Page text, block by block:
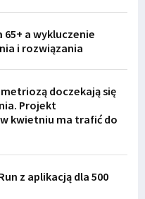
65+ a wykluczenie
i rozwiązania
doczekają się
Projekt
kwietniu ma trafić do
z aplikacją dla 500